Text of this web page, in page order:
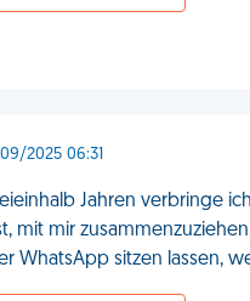
2025 06:31
Jahren verbringe
mit mir
WhatsApp sitzen lassen,